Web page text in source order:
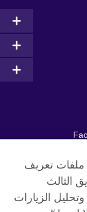
ملفات تعريف
الثالث
الزيارات